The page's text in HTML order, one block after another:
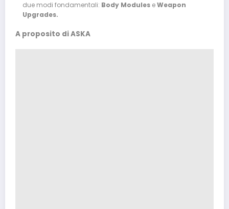
due modi fondamentali: Body ModuleseWeapon
Upgrades.
A proposito di ASKA